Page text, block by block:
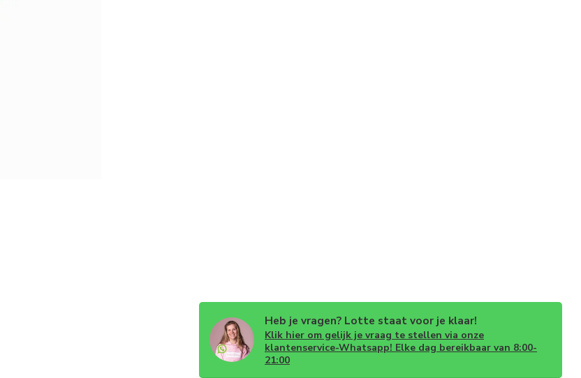
Heb je vragen? Lotte staat voor je klaar!
Klik hier om gelijk je vraag te stellen via onze
klantenservice-Whatsapp! Elke dag bereikbaar van 8:00-
21:00